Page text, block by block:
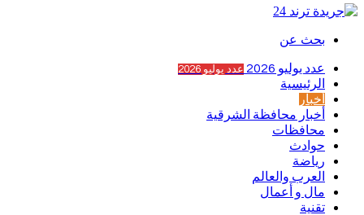
بحث عن
عدد يوليو 2026 عدد يوليو 2026
الرئيسية
أخبار
أخبار محافظة الشرقية
محافظات
حوادث
رياضة
العرب والعالم
مال و أعمال
تقنية